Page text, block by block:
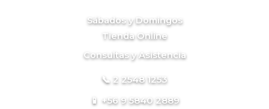
Sábados y Domingos
Tienda Online
Consultas y Asistencia
📞 2 2548 1253
📱 +56 9 5840 2889